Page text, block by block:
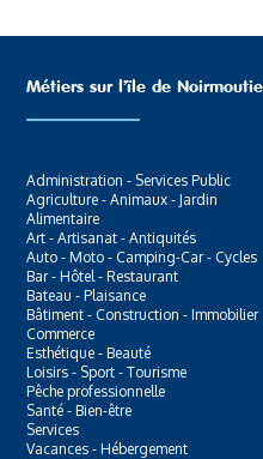
Métiers sur l’ïle de
Administration - Services Public
Agriculture - Animaux - Jardin
Alimentaire
Art - Artisanat - Antiquités
Auto - Moto - Camping-Car - Cycles
Bar - Hôtel - Restaurant
Bateau - Plaisance
Bâtiment - Construction - Immobilier
Commerce
Esthétique - Beauté
Loisirs - Sport - Tourisme
Pêche professionnelle
Santé - Bien-être
Services
Vacances - Hébergement